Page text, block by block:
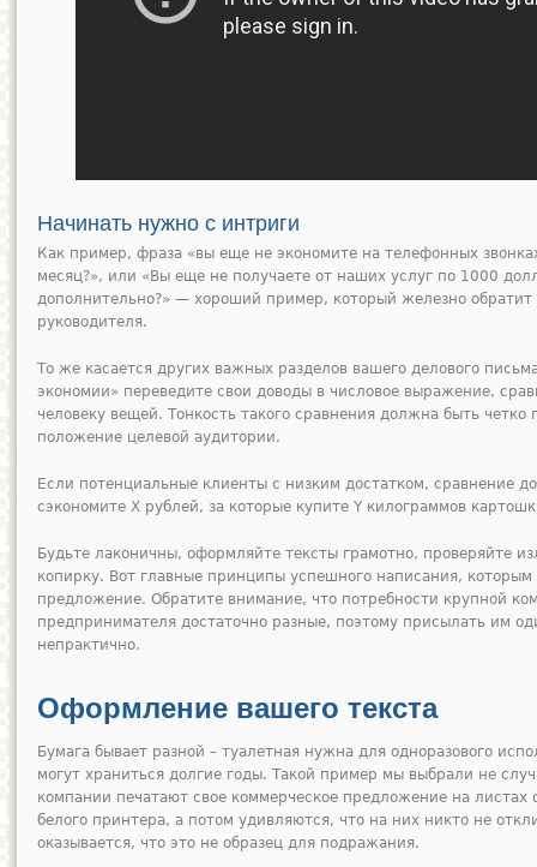
Начинать нужно с интриги
Как пример, фраза «вы еще не экономите на телефонных
месяц?», или «Вы еще не получаете от наших услуг по 1000
дополнительно?» — хороший пример, который железно обратит
руководителя.
То же касается других важных разделов вашего делового
экономии» переведите свои доводы в числовое выражение,
человеку вещей. Тонкость такого сравнения должна быть четко
положение целевой аудитории.
Если потенциальные клиенты с низким достатком, сравнение
сэкономите X рублей, за которые купите Y килограммов
Будьте лаконичны, оформляйте тексты грамотно, проверяйте
копирку. Вот главные принципы успешного написания, которым
предложение. Обратите внимание, что потребности крупной
предпринимателя достаточно разные, поэтому присылать им
непрактично.
Оформление вашего текста
Бумага бывает разной – туалетная нужна для одноразового
могут храниться долгие годы. Такой пример мы выбрали не
компании печатают свое коммерческое предложение на
белого принтера, а потом удивляются, что на них никто не
оказывается, что это не образец для подражания.